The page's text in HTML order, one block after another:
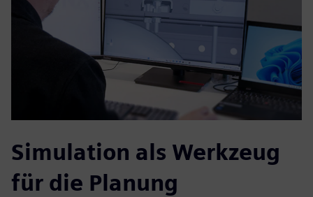
Simulation als Werkzeug
für die Planung